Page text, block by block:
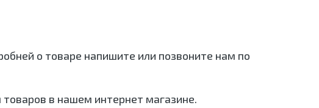
о товаре напишите или позвоните нам по
в нашем интернет магазине.